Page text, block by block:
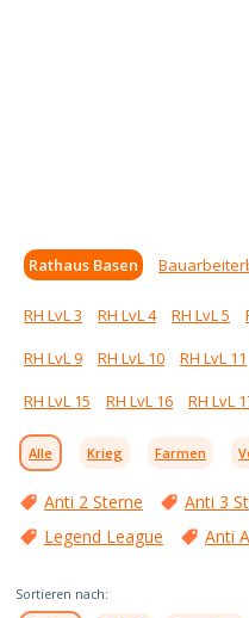
Rathaus Basen
RH LvL 3 RH LvL 4 RH LvL 5
RH LvL 9
RH LvL 10 RH LvL 11
RH LvL 15
RH LvL 16 RH LvL
Alle Krieg Farmen
Anti 2 Sterne Anti 3
Legend League
Anti
Sortieren nach: